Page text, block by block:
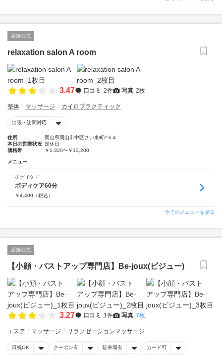
店舗公式
relaxation salon A room
3.47 口コミ 2件 写真 2枚
整体 マッサージ カイロプラクティック
出張・訪問対応
住所
岡山県岡山市中区さい東町2-6-4
本日の営業状況 定休日
価格帯
￥1,320〜￥13,200
メニュー
ボディケア
ボディケア60分
￥4,400 （税込）
全てのメニューを見る
店舗公式
【小顔・バストアップ専門店】Be-joux(ビジュー)
3.27 口コミ 1件 写真 7枚
エステ マッサージ リラクゼーションマッサージ
日祝OK クーポン有 駐車場有 カード可